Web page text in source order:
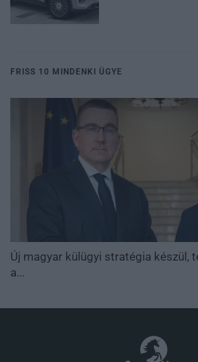
FRISS 10 MINDENKI ÜGYE
Új magyar külügyi stratégia készül,
a...